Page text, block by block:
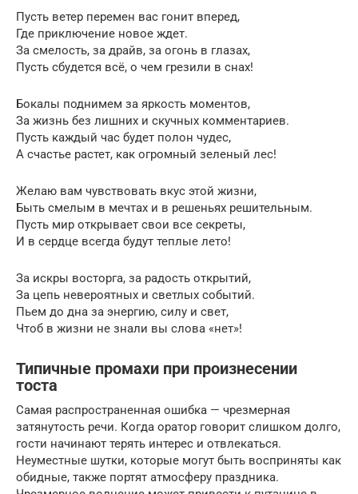
Пусть ветер перемен вас гонит вперед,
Где приключение новое ждет.
За смелость, за драйв, за огонь в глазах,
Пусть сбудется всё, о чем грезили в снах!
Бокалы поднимем за яркость моментов,
За жизнь без лишних и скучных комментариев.
Пусть каждый час будет полон чудес,
А счастье растет, как огромный зеленый лес!
Желаю вам чувствовать вкус этой жизни,
Быть смелым в мечтах и в решеньях решительным.
Пусть мир открывает свои все секреты,
И в сердце всегда будут теплые лето!
За искры восторга, за радость открытий,
За цепь невероятных и светлых событий.
Пьем до дна за энергию, силу и свет,
Чтоб в жизни не знали вы слова «нет»!
Типичные промахи при произнесении
тоста
Самая распространенная ошибка — чрезмерная
затянутость речи. Когда оратор говорит слишком долго,
гости начинают терять интерес и отвлекаться.
Неуместные шутки, которые могут быть восприняты как
обидные, также портят атмосферу праздника.